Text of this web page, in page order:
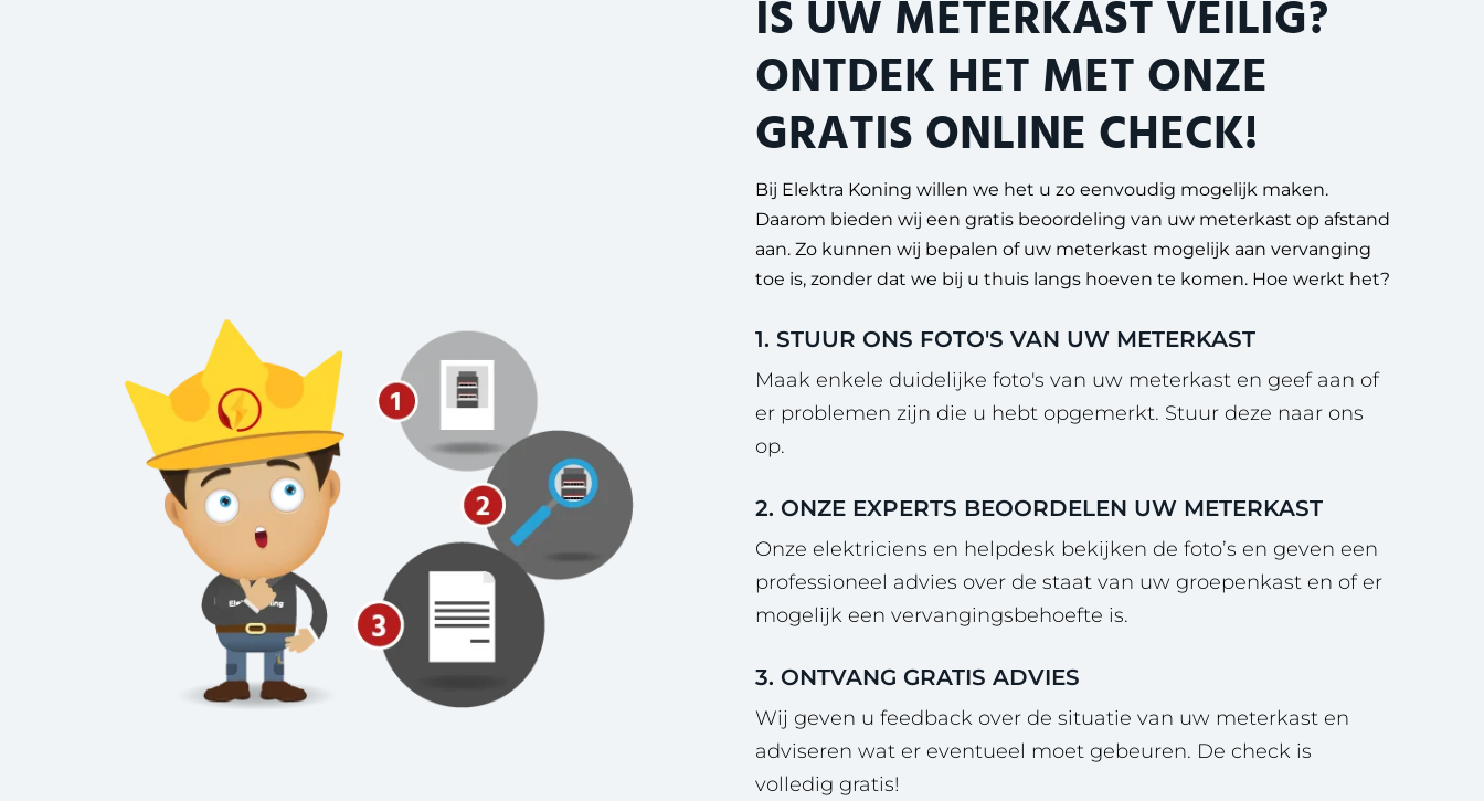
IS UW METERKAST VEILIG?
ONTDEK HET MET ONZE
GRATIS ONLINE CHECK!
Bij Elektra Koning willen we het u zo eenvoudig mogelijk maken.
Daarom bieden wij een gratis beoordeling van uw meterkast op afstand
aan. Zo kunnen wij bepalen of uw meterkast mogelijk aan vervanging
toe is, zonder dat we bij u thuis langs hoeven te komen. Hoe werkt het?
1. STUUR ONS FOTO'S VAN UW METERKAST
Maak enkele duidelijke foto's van uw meterkast en geef aan of
er problemen zijn die u hebt opgemerkt. Stuur deze naar ons
op.
2. ONZE EXPERTS BEOORDELEN UW METERKAST
Onze elektriciens en helpdesk bekijken de foto’s en geven een
professioneel advies over de staat van uw groepenkast en of er
mogelijk een vervangingsbehoefte is.
3. ONTVANG GRATIS ADVIES
Wij geven u feedback over de situatie van uw meterkast en
adviseren wat er eventueel moet gebeuren. De check is
volledig gratis!